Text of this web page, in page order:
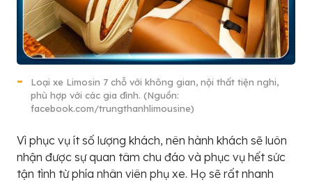
Loại xe Limosin 7 chỗ với không gian, nội thất tiện nghi,
phù hợp với các gia đình. (Nguồn:
facebook.com/trungthanhlimousine)
Vì phục vụ ít số lượng khách, nên hành khách sẽ luôn
nhận được sự quan tâm chu đáo và phục vụ hết sức
tận tình từ phía nhân viên phụ xe. Họ sẽ rất nhanh